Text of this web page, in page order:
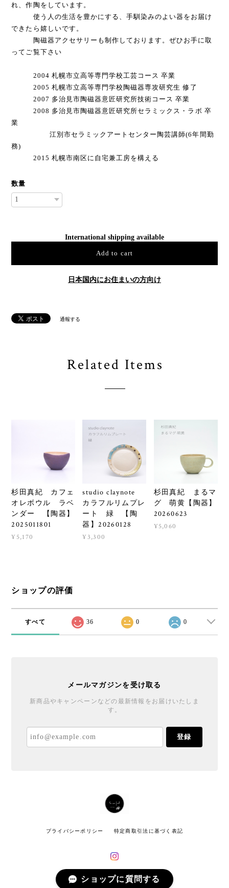
れ、作陶をしています。
使う人の生活を豊かにする、手馴染みのよい器をお届け
できたら嬉しいです。
陶磁器アクセサリーも制作しております。ぜひお手に取
ってご覧下さい
2004 札幌市立高等専門学校工芸コース 卒業
2005 札幌市立高等専門学校陶磁器専攻研究生 修了
2007 多治見市陶磁器意匠研究所技術コース 卒業
2008 多治見市陶磁器意匠研究所セラミックス・ラボ 卒
業
江別市セラミックアートセンター陶芸講師(6年間勤
務)
2015 札幌市南区に自宅兼工房を構える
数量
International shipping available
Add to cart
日本国内にお住まいの方向け
通報する
Related Items
杉田真紀 カフェ
オレボウル ラベ
ンダー 【陶器】
2025011801
¥5,170
studio claynote
カラフルリムプレ
ート 緑 【陶
器】20260128
¥3,300
杉田真紀 まるマ
グ 萌黄【陶器】
20260623
¥5,060
ショップの評価
すべて 36 0 0
メールマガジンを受け取る
新商品やキャンペーンなどの最新情報をお届けいたしま
す。
登録
プライバシーポリシー 特定商取引法に基づく表記
© Co mo feel All rights reserved.
ショップに質問する